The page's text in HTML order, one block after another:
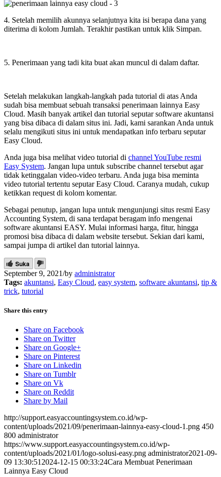
4. Setelah memilih akunnya selanjutnya kita isi berapa dana yang
diterima di kolom Jumlah. Terakhir pastikan untuk klik Simpan.
5. Penerimaan yang tadi kita buat akan muncul di dalam daftar.
Setelah melakukan langkah-langkah pada tutorial di atas Anda
sudah bisa membuat sebuah transaksi penerimaan lainnya Easy
Cloud. Masih banyak artikel dan tutorial seputar software akuntansi
yang bisa dibaca di dalam situs ini. Jadi, kami sarankan Anda untuk
selalu mengikuti situs ini untuk mendapatkan info terbaru seputar
Easy Cloud.
Anda juga bisa melihat video tutorial di channel YouTube resmi
Easy System. Jangan lupa untuk subscribe channel tersebut agar
tidak ketinggalan video-video terbaru. Anda juga bisa meminta
video tutorial tertentu seputar Easy Cloud. Caranya mudah, cukup
ketikkan request di kolom komentar.
Sebagai penutup, jangan lupa untuk mengunjungi situs resmi Easy
Accounting System, di sana terdapat beragam info mengenai
software akuntansi EASY. Mulai informasi harga, fitur, hingga
promosi bisa dibaca di dalam website tersebut. Sekian dari kami,
sampai jumpa di artikel dan tutorial lainnya.
Suka
September 9, 2021/by administrator
Tags: akuntansi, Easy Cloud, easy system, software akuntansi, tip &
trick, tutorial
Share this entry
Share on Facebook
Share on Twitter
Share on Google+
Share on Pinterest
Share on Linkedin
Share on Tumblr
Share on Vk
Share on Reddit
Share by Mail
http://support.easyaccountingsystem.co.id/wp-
content/uploads/2021/09/penerimaan-lainnya-easy-cloud-1.png 450
800 administrator
https://www.support.easyaccountingsystem.co.id/wp-
content/uploads/2021/01/logo-solusi-easy.png administrator2021-09-
09 13:30:51 2024-12-15 00:33:24Cara Membuat Penerimaan
Lainnya Easy Cloud